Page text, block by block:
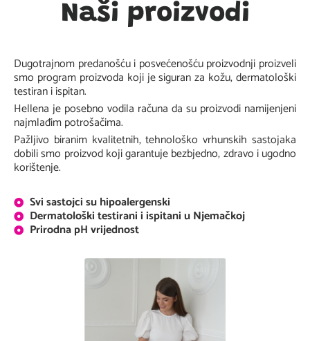
Naši proizvodi
Dugotrajnom predanošću i posvećenošću proizvodnji proizveli
smo program proizvoda koji je siguran za kožu, dermatološki
testiran i ispitan.
Hellena je posebno vodila računa da su proizvodi namijenjeni
najmlađim potrošačima.
Pažljivo biranim kvalitetnih, tehnološko vrhunskih sastojaka
dobili smo proizvod koji garantuje bezbjedno, zdravo i ugodno
korištenje.
Svi sastojci su hipoalergenski
Dermatološki testirani i ispitani u Njemačkoj
Prirodna pH vrijednost